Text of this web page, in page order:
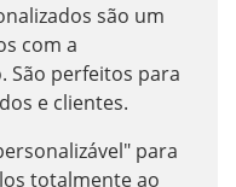
são um
com a
São perfeitos para
e clientes.
para
totalmente ao